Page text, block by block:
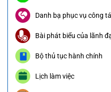
Danh bạ phục vụ công
Bài phát biểu của lãnh
Bộ thủ tục hành chính
Lịch làm việc